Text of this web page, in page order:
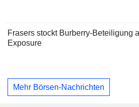
Frasers stockt Burberry-Beteiligung
Exposure
Mehr Börsen-Nachrichten